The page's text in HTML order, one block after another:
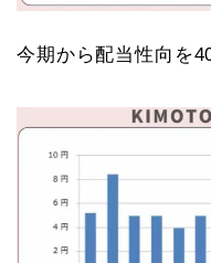
今期から配当性向を